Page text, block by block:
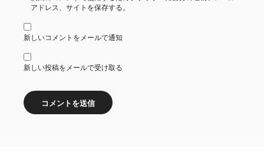
アドレス、サイトを保存する。
新しいコメントをメールで通知
新しい投稿をメールで受け取る